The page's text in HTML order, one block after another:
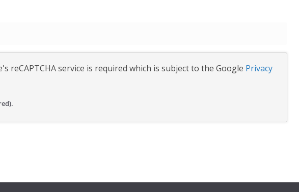
reCAPTCHA service is required which is subject to the Google Privacy